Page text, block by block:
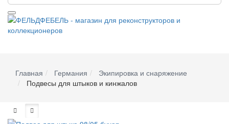
Главная Германия
Экипировка и снаряжение
Подвесы для штыков и кинжалов